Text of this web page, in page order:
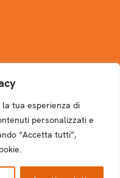
tua esperienza di
personalizzati e
“Accetta tutti”,